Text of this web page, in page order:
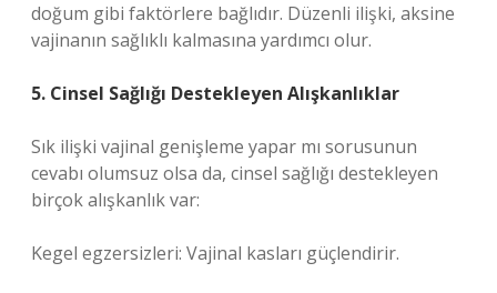
doğum gibi faktörlere bağlıdır. Düzenli ilişki, aksine
vajinanın sağlıklı kalmasına yardımcı olur.
5. Cinsel Sağlığı Destekleyen Alışkanlıklar
Sık ilişki vajinal genişleme yapar mı sorusunun
cevabı olumsuz olsa da, cinsel sağlığı destekleyen
birçok alışkanlık var:
Kegel egzersizleri: Vajinal kasları güçlendirir.